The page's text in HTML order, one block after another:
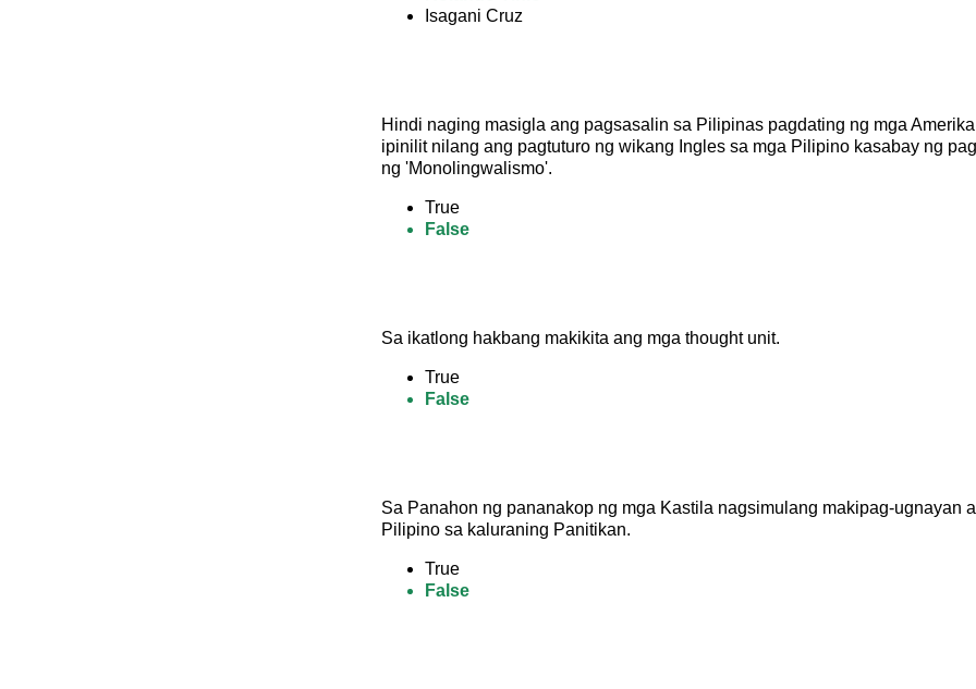
Isagani Cruz
Hindi naging masigla ang pagsasalin sa Pilipinas pagdating ng mga
ipinilit nilang ang pagtuturo ng wikang Ingles sa mga Pilipino kasabay ng
ng 'Monolingwalismo'.
True
False
Sa ikatlong hakbang makikita ang mga thought unit.
True
False
Sa Panahon ng pananakop ng mga Kastila nagsimulang makipag-ugnayan
Pilipino sa kaluraning Panitikan.
True
False